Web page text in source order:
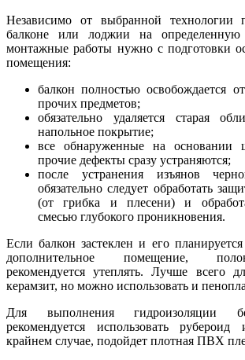
Независимо от выбранной технологии
балконе или лоджии на определенную
монтажные работы нужно с подготовки
помещения:
балкон полностью освобождается
прочих предметов;
обязательно удаляется старая
напольное покрытие;
все обнаруженные на
прочие дефекты сразу устраняются;
после устранения изъянов
обязательно следует обработать
(от грибка и плесени) и
смесью глубокого проникновения.
Если балкон застеклен и его
дополнительное помещение,
рекомендуется утеплять. Лучше всего
керамзит, но можно использовать и
Для выполнения гидроизоляции
рекомендуется использовать
крайнем случае, подойдет плотная ПВХ